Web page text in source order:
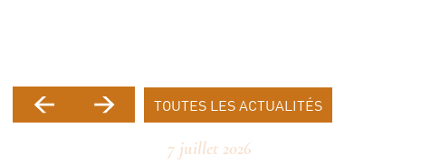
TOUTES LES ACTUALITÉS
7 juillet 2026